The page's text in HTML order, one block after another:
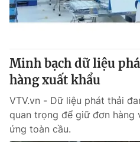
Minh bạch dữ liệu
hàng xuất khẩu
VTV.vn - Dữ liệu phát thải
quan trọng để giữ đơn hàng
ứng toàn cầu.